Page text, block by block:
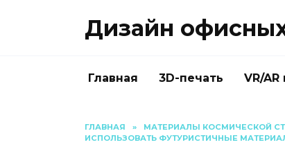
Дизайн
Главная 3D-печать VR/
ГЛАВНАЯ »
МАТЕРИАЛЫ КОСМИЧЕСКОЙ
ИСПОЛЬЗОВАТЬ ФУТУРИСТИЧНЫЕ